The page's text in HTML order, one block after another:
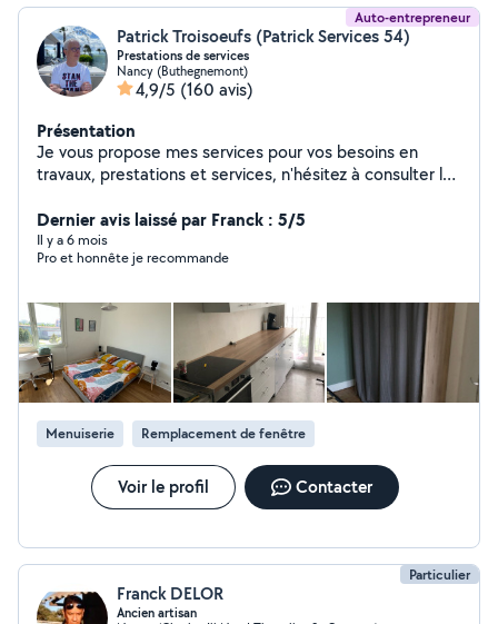
Auto-entrepreneur
Patrick Troisoeufs (Patrick Services 54)
Prestations de services
Nancy (Buthegnemont)
4,9/5 (160 avis)
Présentation
Je vous propose mes services pour vos besoins en
travaux, prestations et services, n'hésitez à consulter les
communique aucun tarif sans échange ni connaissance
exacte du besoin. Je me déplace sur le département.
MERCI DE RÉPONDRE AUX PROPOSITIONS QUI VOUS
client se trouvant hors de notre périmètre
géographique ne peuvent pas avoir une réponse.
Dernier avis laissé par Franck : 5/5
Il y a 6 mois
Pro et honnête je recommande
Menuiserie Remplacement de fenêtre
Voir le profil Contacter
Particulier
Franck DELOR
Ancien artisan